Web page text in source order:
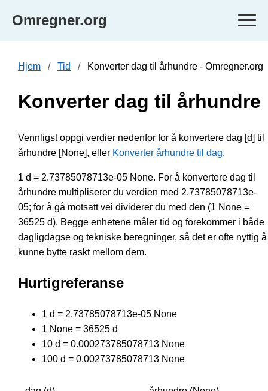
Omregner.org
Hjem Tid Konverter dag til århundre - Omregner.org
Konverter dag til århundre
Vennligst oppgi verdier nedenfor for å konvertere dag [d] til
århundre [None], eller Konverter århundre til dag.
1 d = 2.73785078713e-05 None. For å konvertere dag til
århundre multipliserer du verdien med 2.73785078713e-
05; for å gå motsatt vei dividerer du med den (1 None =
36525 d). Begge enhetene måler tid og forekommer i både
dagligdagse og tekniske beregninger, så det er ofte nyttig å
kunne bytte raskt mellom dem.
Hurtigreferanse
1 d = 2.73785078713e-05 None
1 None = 36525 d
10 d = 0.000273785078713 None
100 d = 0.00273785078713 None